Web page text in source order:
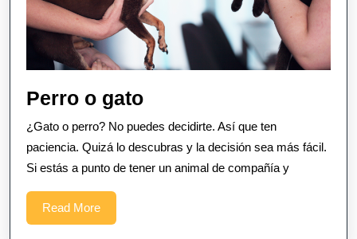
Perro o gatoPerro
o
gato
¿Gato o perro? No puedes decidirte. Así que ten
paciencia. Quizá lo descubras y la decisión sea más fácil.
Si estás a punto de tener un animal de compañía y
Read MoreRead
More